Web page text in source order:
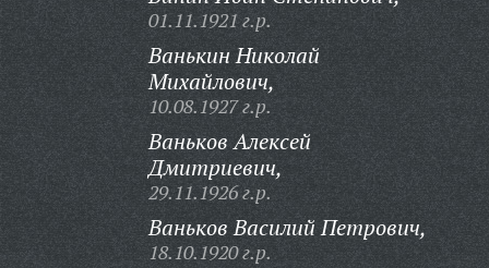
01.11.1921 г.р.
Ванькин Николай
Михайлович,
10.08.1927 г.р.
Ваньков Алексей
Дмитриевич,
29.11.1926 г.р.
Ваньков Василий Петрович,
18.10.1920 г.р.